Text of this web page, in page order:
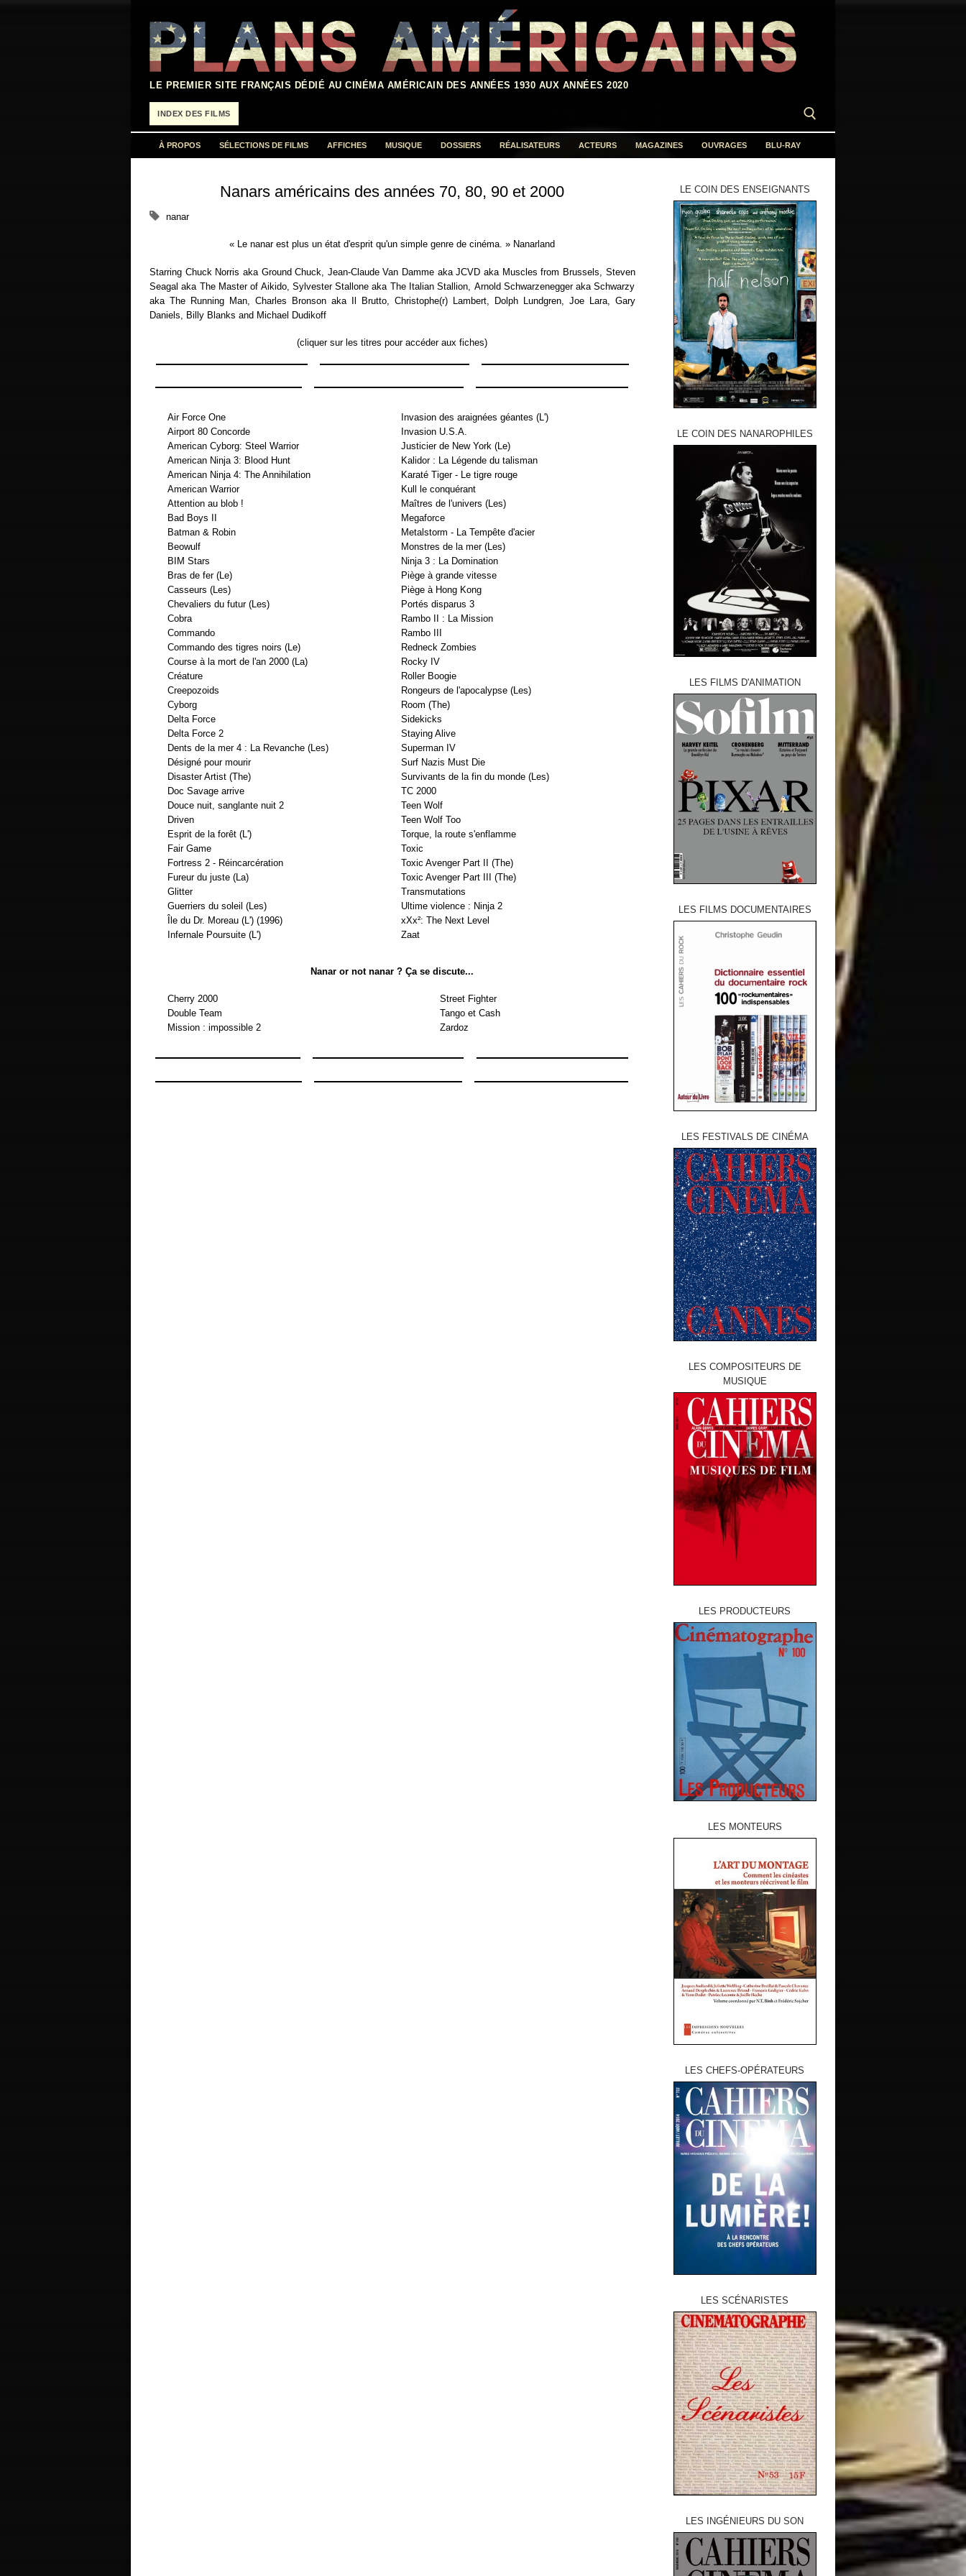
contenu
LE PREMIER SITE FRANÇAIS DÉDIÉ AU CINÉMA AMÉRICAIN DES ANNÉES 1930 AUX ANNÉES 2020
INDEX DES FILMS
À PROPOS SÉLECTIONS DE FILMS AFFICHES MUSIQUE DOSSIERS RÉALISATEURS ACTEURS MAGAZINES OUVRAGES BLU-RAY
Nanars américains des années 70, 80, 90 et 2000
nanar
« Le nanar est plus un état d'esprit qu'un simple genre de cinéma. » Nanarland
Starring Chuck Norris aka Ground Chuck, Jean-Claude Van Damme aka JCVD aka Muscles from Brussels, Steven
Seagal aka The Master of Aikido, Sylvester Stallone aka The Italian Stallion, Arnold Schwarzenegger aka Schwarzy
aka The Running Man, Charles Bronson aka Il Brutto, Christophe(r) Lambert, Dolph Lundgren, Joe Lara, Gary
Daniels, Billy Blanks and Michael Dudikoff
(cliquer sur les titres pour accéder aux fiches)
Air Force One
Airport 80 Concorde
American Cyborg: Steel Warrior
American Ninja 3: Blood Hunt
American Ninja 4: The Annihilation
American Warrior
Attention au blob !
Bad Boys II
Batman & Robin
Beowulf
BIM Stars
Bras de fer (Le)
Casseurs (Les)
Chevaliers du futur (Les)
Cobra
Commando
Commando des tigres noirs (Le)
Course à la mort de l'an 2000 (La)
Créature
Creepozoids
Cyborg
Delta Force
Delta Force 2
Dents de la mer 4 : La Revanche (Les)
Désigné pour mourir
Disaster Artist (The)
Doc Savage arrive
Douce nuit, sanglante nuit 2
Driven
Esprit de la forêt (L')
Fair Game
Fortress 2 - Réincarcération
Fureur du juste (La)
Glitter
Guerriers du soleil (Les)
Île du Dr. Moreau (L') (1996)
Infernale Poursuite (L')
Invasion des araignées géantes (L')
Invasion U.S.A.
Justicier de New York (Le)
Kalidor : La Légende du talisman
Karaté Tiger - Le tigre rouge
Kull le conquérant
Maîtres de l'univers (Les)
Megaforce
Metalstorm - La Tempête d'acier
Monstres de la mer (Les)
Ninja 3 : La Domination
Piège à grande vitesse
Piège à Hong Kong
Portés disparus 3
Rambo II : La Mission
Rambo III
Redneck Zombies
Rocky IV
Roller Boogie
Rongeurs de l'apocalypse (Les)
Room (The)
Sidekicks
Staying Alive
Superman IV
Surf Nazis Must Die
Survivants de la fin du monde (Les)
TC 2000
Teen Wolf
Teen Wolf Too
Torque, la route s'enflamme
Toxic
Toxic Avenger Part II (The)
Toxic Avenger Part III (The)
Transmutations
Ultime violence : Ninja 2
xXx²: The Next Level
Zaat
Nanar or not nanar ? Ça se discute...
Cherry 2000
Double Team
Mission : impossible 2
Street Fighter
Tango et Cash
Zardoz
LE COIN DES ENSEIGNANTS
LE COIN DES NANAROPHILES
LES FILMS D'ANIMATION
LES FILMS DOCUMENTAIRES
LES FESTIVALS DE CINÉMA
LES COMPOSITEURS DE
MUSIQUE
LES PRODUCTEURS
LES MONTEURS
LES CHEFS-OPÉRATEURS
LES SCÉNARISTES
LES INGÉNIEURS DU SON